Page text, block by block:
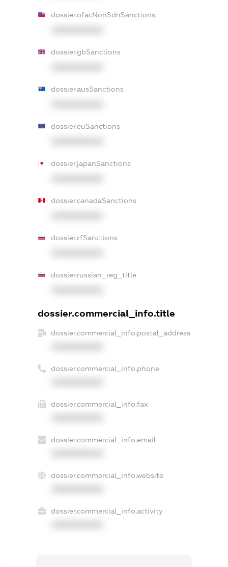
dossier.ofacNonSdnSanctions
dossier.gbSanctions
dossier.ausSanctions
dossier.euSanctions
dossier.japanSanctions
dossier.canadaSanctions
dossier.rfSanctions
dossier.russian_reg_title
dossier.commercial_info.title
dossier.commercial_info.postal_address
dossier.commercial_info.phone
dossier.commercial_info.fax
dossier.commercial_info.email
dossier.commercial_info.website
dossier.commercial_info.activity